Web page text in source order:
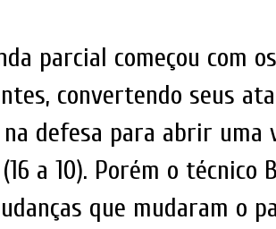
parcial começou com
convertendo seus
defesa para abrir uma
a 10). Porém o técnico
que mudaram o